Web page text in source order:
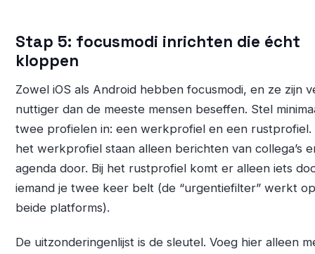
Stap 5: focusmodi inrichten die écht
kloppen
Zowel iOS als Android hebben focusmodi, en ze zijn
nuttiger dan de meeste mensen beseffen. Stel
twee profielen in: een werkprofiel en een rustprofiel.
het werkprofiel staan alleen berichten van collega’s
agenda door. Bij het rustprofiel komt er alleen iets
iemand je twee keer belt (de “urgentiefilter” werkt op
beide platforms).
De uitzonderingenlijst is de sleutel. Voeg hier alleen